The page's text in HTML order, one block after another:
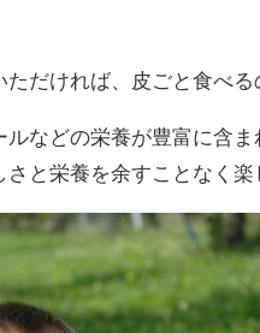
だければ、皮ごと食べる
などの栄養が豊富に含ま
と栄養を余すことなく楽